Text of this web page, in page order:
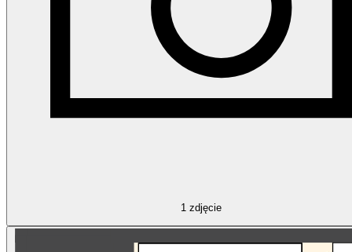
1 zdjęcie